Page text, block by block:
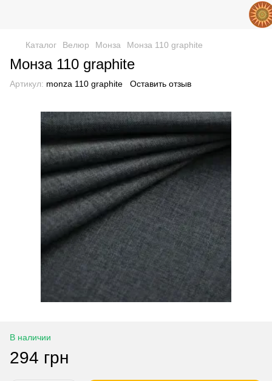
Каталог Велюр Монза Монза 110 graphite
Монза 110 graphite
Артикул: monza 110 graphite Оставить отзыв
В наличии
294 грн